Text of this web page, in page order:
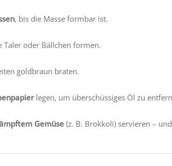
, bis die Masse formbar ist.
Taler oder Bällchen formen.
goldbraun braten.
legen, um überschüssiges Öl zu
Gemüse (z. B. Brokkoli) servieren –